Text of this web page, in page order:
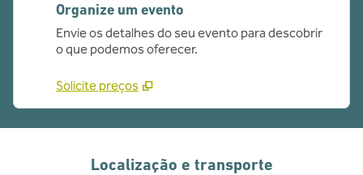
Organize um evento
Envie os detalhes do seu evento para descobrir
o que podemos oferecer.
Solicite preços
Localização e transporte